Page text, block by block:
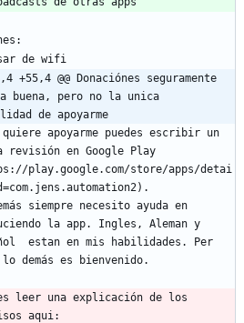
+55,4 @@ Donaciónes seguramente
buena, pero no la unica
de apoyarme
apoyarme puedes escribir un
revisión en Google Play
play.google.com/store/apps/detai
siempre necesito ayuda en
la app. Ingles, Aleman y
estan en mis habilidades. Per
leer una explicación de los
aqui: